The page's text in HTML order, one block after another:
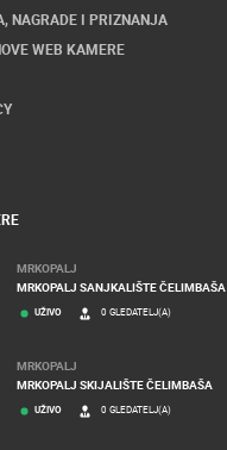
NAGRADE I PRIZNANJA
WEB KAMERE
MRKOPALJ
MRKOPALJ SANJKALIŠTE ČELIMBAŠA
UŽIVO 0 GLEDATELJ(A)
MRKOPALJ
MRKOPALJ SKIJALIŠTE ČELIMBAŠA
UŽIVO 0 GLEDATELJ(A)